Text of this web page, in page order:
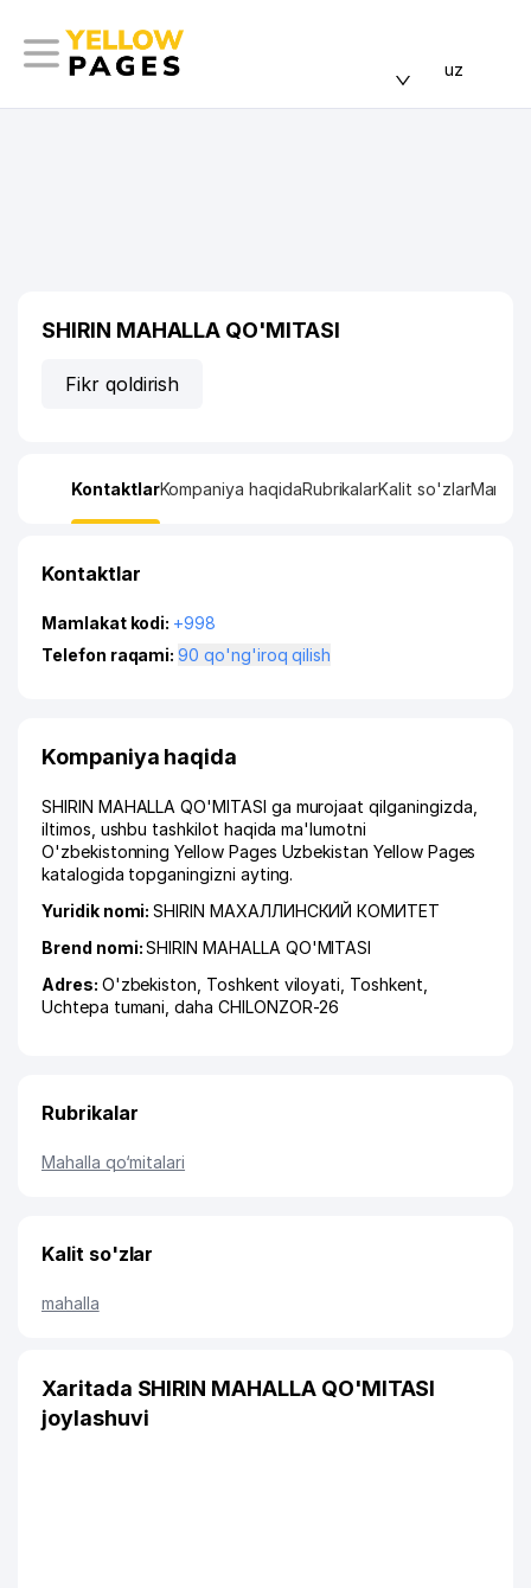
uz
SHIRIN MAHALLA QO'MITASI
Fikr qoldirish
KontaktlarKompaniya haqidaRubrikalarKalit so'zlarManzil
Kontaktlar
Mamlakat kodi: +998
Telefon raqami:
90 qo'ng'iroq qilish
Kompaniya haqida
SHIRIN MAHALLA QO'MITASI ga murojaat qilganingizda,
iltimos, ushbu tashkilot haqida ma'lumotni
O'zbekistonning Yellow Pages Uzbekistan Yellow Pages
katalogida topganingizni ayting.
Yuridik nomi:SHIRIN МАХАЛЛИНСКИЙ КОМИТЕТ
Brend nomi:SHIRIN MAHALLA QO'MITASI
Adres: O'zbekiston, Toshkent viloyati Toshkent
Uchtepa tumani ,daha CHILONZOR-26
Rubrikalar
Mahalla qo‘mitalari
Kalit so'zlar
mahalla
Xaritada SHIRIN MAHALLA QO'MITASI
joylashuvi